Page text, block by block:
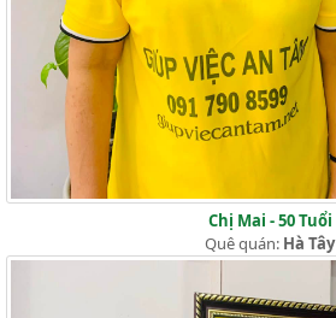
Chị Mai - 50 Tuổi
Quê quán: Hà Tây